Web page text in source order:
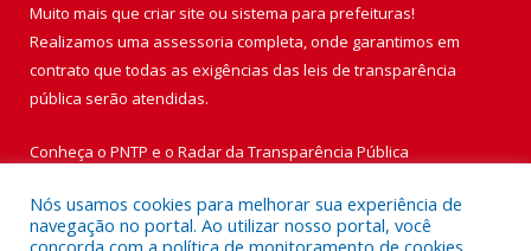
Muito mais que criar site ou sistema para prefeituras!
Realizamos uma assessoria completa, onde garantimos em
contrato que todas as exigências das leis de transparência
pública serão atendidas.
Conheça o PNTP e o Radar da Transparência Pública
Nós usamos cookies para melhorar sua experiência de
navegação no portal. Ao utilizar nosso portal, você
concorda com a política de monitoramento de cookies.